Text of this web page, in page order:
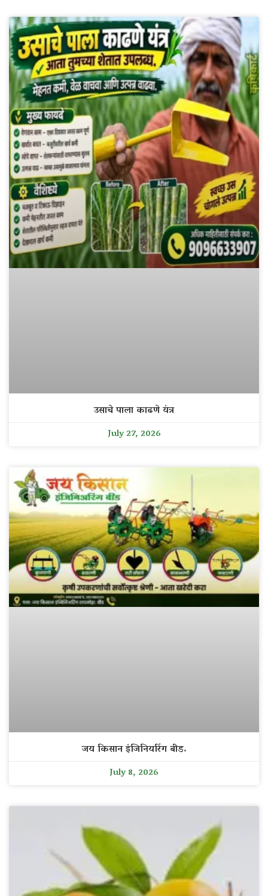
उसाचे पाला काढणे यंत्र
July 27, 2026
जय किसान इंजिनियरिंग बीड.
July 8, 2026